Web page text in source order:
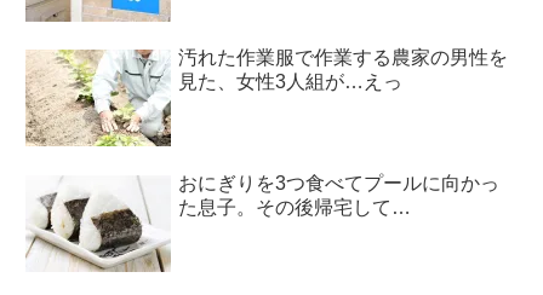
汚れた作業服で作業する農家の男性を
見た、女性3人組が…えっ
おにぎりを3つ食べてプールに向かっ
た息子。その後帰宅して…